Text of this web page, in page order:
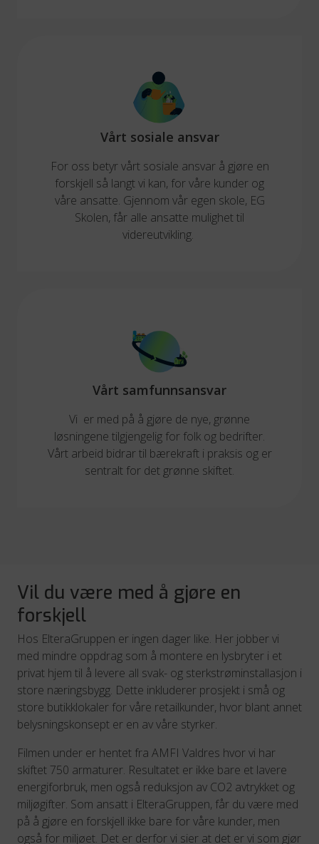
Vårt sosiale ansvar
For oss betyr vårt sosiale ansvar å gjøre en
forskjell så langt vi kan, for våre kunder og
våre ansatte. Gjennom vår egen skole, EG
Skolen, får alle ansatte mulighet til
videreutvikling.
Vårt samfunnsansvar
Vi er med på å gjøre de nye, grønne
løsningene tilgjengelig for folk og bedrifter.
Vårt arbeid bidrar til bærekraft i praksis og er
sentralt for det grønne skiftet.
Vil du være med å gjøre en
forskjell
Hos ElteraGruppen er ingen dager like. Her jobber vi
med mindre oppdrag som å montere en lysbryter i et
privat hjem til å levere all svak- og sterkstrøminstallasjon i
store næringsbygg. Dette inkluderer prosjekt i små og
store butikklokaler for våre retailkunder, hvor blant annet
belysningskonsept er en av våre styrker.
Filmen under er hentet fra AMFI Valdres hvor vi har
skiftet 750 armaturer. Resultatet er ikke bare et lavere
energiforbruk, men også reduksjon av CO2 avtrykket og
miljøgifter. Som ansatt i ElteraGruppen, får du være med
på å gjøre en forskjell ikke bare for våre kunder, men
også for miljøet. Det er derfor vi sier at det er vi som gjør